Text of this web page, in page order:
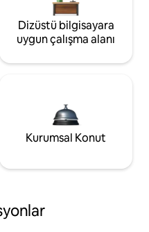
Dizüstü bilgisayara
uygun çalışma alanı
Kurumsal Konut